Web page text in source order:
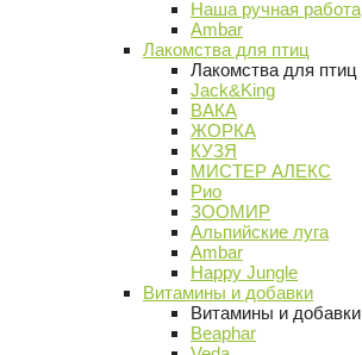
Наша ручная работа
Ambar
Лакомства для птиц
Лакомства для птиц
Jack&King
ВАКА
ЖОРКА
КУЗЯ
МИСТЕР АЛЕКС
Рио
ЗООМИР
Альпийские луга
Ambar
Happy Jungle
Витамины и добавки
Витамины и добавки
Beaphar